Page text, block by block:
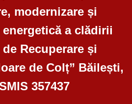
modernizare și
a clădirii
Recuperare și
de Colț” Băilești,
357437